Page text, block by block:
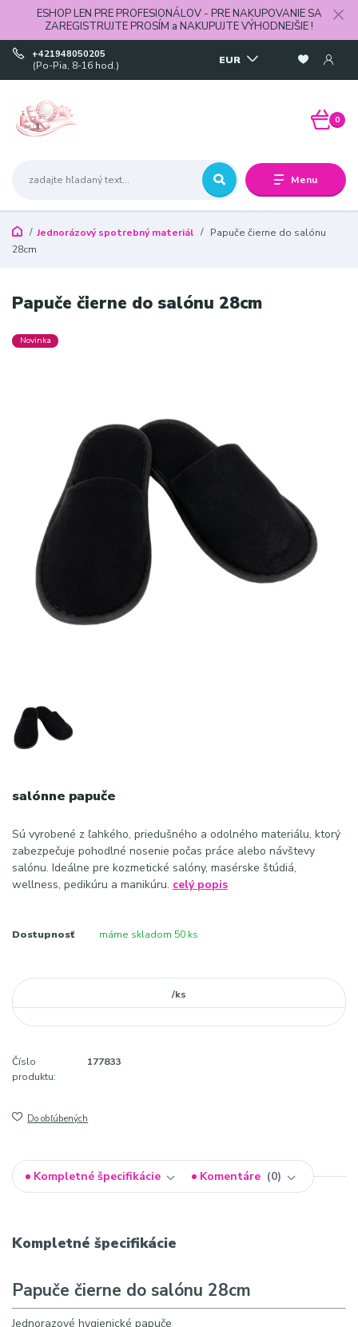
ESHOP LEN PRE PROFESIONÁLOV - PRE NAKUPOVANIE SA
ZAREGISTRUJTE PROSÍM a NAKUPUJTE VÝHODNEJŠIE !
Menu
EUR
+421948050205
(Po-Pia, 8-16 hod.)
0
Jednorázový spotrebný materiál
Papuče čierne do salónu
28cm
Papuče čierne do salónu 28cm
Novinka
salónne papuče
Sú vyrobené z ľahkého, priedušného a odolného materiálu, ktorý
zabezpečuje pohodlné nosenie počas práce alebo návštevy
salónu. Ideálne pre kozmetické salóny, masérske štúdiá,
wellness, pedikúru a manikúru. celý popis
Dostupnosť máme skladom 50 ks
/ks
Číslo
produktu:
177833
Do obľúbených
Kompletné špecifikácie Komentáre 0
Kompletné špecifikácie
Papuče čierne do salónu 28cm
Jednorazové hygienické papuče